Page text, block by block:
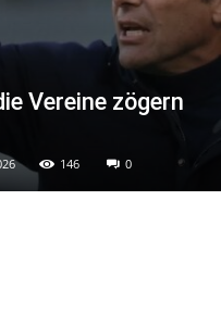
Vereine zögern
146 0